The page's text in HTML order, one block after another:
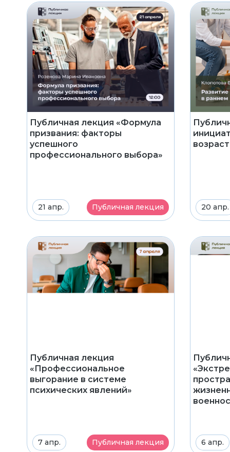
Публичная лекция «Формула
призвания: факторы
успешного
профессионального выбора»
21 апр. Публичная лекция 20 апр.
Публичная лекция
«Профессиональное
выгорание в системе
психических явлений»
7 апр. Публичная лекция 6 апр.